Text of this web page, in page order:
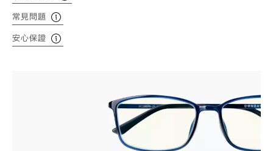
常見問題
安心保證